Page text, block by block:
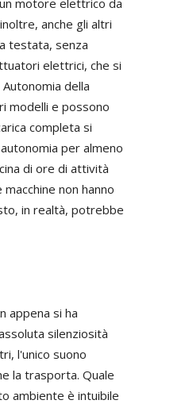
motore elettrico da
anche gli altri
testata, senza
elettrici, che si
della
modelli e possono
completa si
per almeno
di ore di attività
non hanno
in realtà, potrebbe
appena si ha
silenziosità
l'unico suono
la trasporta. Quale
ambiente è intuibile